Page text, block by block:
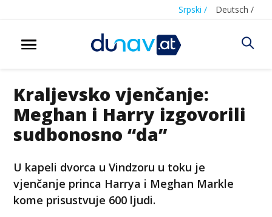
Srpski / Deutsch /
Kraljevsko vjenčanje:
Meghan i Harry izgovorili
sudbonosno “da”
U kapeli dvorca u Vindzoru u toku je
vjenčanje princa Harrya i Meghan Markle
kome prisustvuje 600 ljudi.